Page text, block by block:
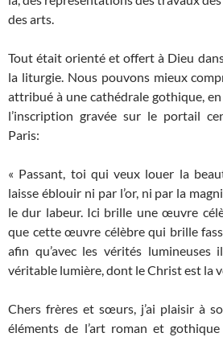
des arts.
Tout était orienté et offert à Dieu
la liturgie. Nous pouvons mieux
attribué à une cathédrale gothique,
l’inscription gravée sur le portail
Paris:
« Passant, toi qui veux louer la
laisse éblouir ni par l’or, ni par la
le dur labeur. Ici brille une œuvre
que cette œuvre célèbre qui brille
afin qu’avec les vérités lumineuses
véritable lumière, dont le Christ est la
Chers frères et sœurs, j’ai plaisir à
éléments de l’art roman et